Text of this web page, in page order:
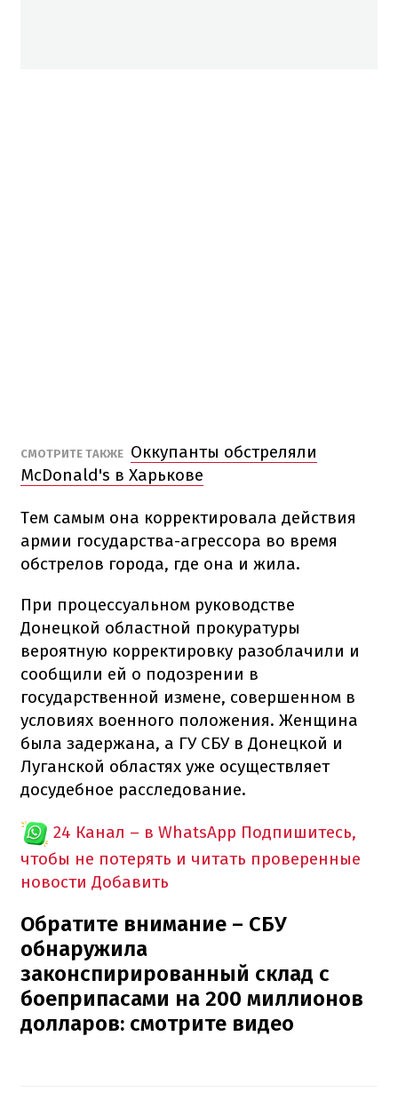
СМОТРИТЕ ТАКЖЕ Оккупанты обстреляли
McDonald's в Харькове
Тем самым она корректировала действия
армии государства-агрессора во время
обстрелов города, где она и жила.
При процессуальном руководстве
Донецкой областной прокуратуры
вероятную корректировку разоблачили и
сообщили ей о подозрении в
государственной измене, совершенном в
условиях военного положения. Женщина
была задержана, а ГУ СБУ в Донецкой и
Луганской областях уже осуществляет
досудебное расследование.
24 Канал – в WhatsApp Подпишитесь,
чтобы не потерять и читать проверенные
новости Добавить
Обратите внимание – СБУ
обнаружила
законспирированный склад с
боеприпасами на 200 миллионов
долларов: смотрите видео